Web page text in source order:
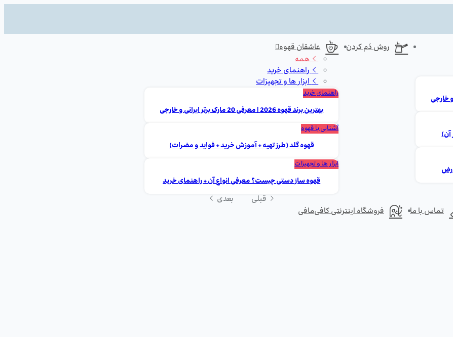
آن)
روش دَم کردن
عاشقان قهوه
همه
راهنمای خرید
ابزار ها و تجهیزات
راهنمای خرید
بهترین برند قهوه 2026 | معرفی 20 مارک برتر ایرانی و خارجی
آشنایی با قهوه
قهوه گلد (طرز تهیه + آموزش خرید + فواید و مضرات)
ابزار ها و تجهیزات
قهوه ساز دستی چیست؟ معرفی انواع آن + راهنمای خرید
قبلی
بعدی
تماس با ما فروشگاه اینترنتی کافی‌مافی